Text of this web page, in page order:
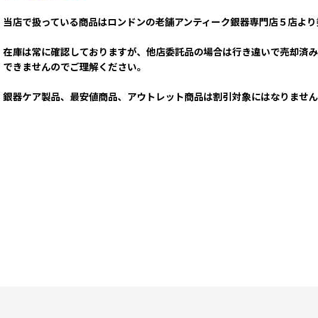
当店で扱っている商品はロンドンの老舗アンティーク銀器専門店５店より
在庫は常に確認しておりますが、他店委託品の場合は行き違いで売却
できませんのでご理解ください。
銀器ケア製品、最安値商品、アウトレット商品は割引対象にはなりません